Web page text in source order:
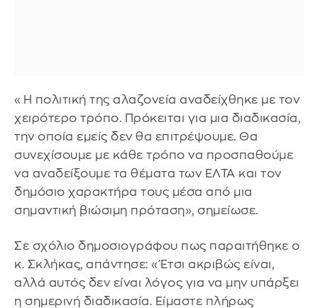
«Η πολιτική της αλαζονεία αναδείχθηκε με τον
χειρότερο τρόπο. Πρόκειται για μια διαδικασία,
την οποία εμείς δεν θα επιτρέψουμε. Θα
συνεχίσουμε με κάθε τρόπο να προσπαθούμε
να αναδείξουμε τα θέματα των ΕΛΤΑ και τον
δημόσιο χαρακτήρα τους μέσα από μια
σημαντική βιώσιμη πρόταση», σημείωσε.
Σε σχόλιο δημοσιογράφου πως παραιτήθηκε ο
κ. Σκλήκας, απάντησε: «Έτσι ακριβώς είναι,
αλλά αυτός δεν είναι λόγος για να μην υπάρξει
η σημερινή διαδικασία. Είμαστε πλήρως